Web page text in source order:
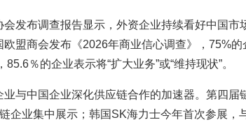
会发布调查报告显示，外资企业持续看好中国
欧盟商会发布《2026年商业信心调查》，75%
％的企业表示将“扩大业务”或“维持现状”。
与中国企业深化供应链合作的加速器。第四
企业集中展示；韩国SK海力士今年首次参展